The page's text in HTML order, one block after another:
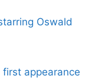
Oswald
first appearance